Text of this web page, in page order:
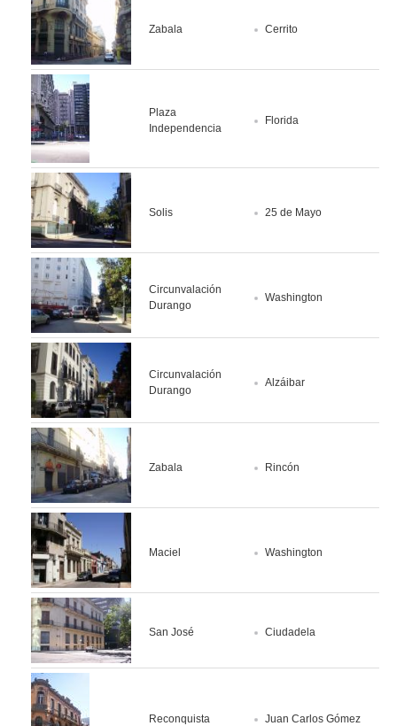
Zabala Cerrito
Plaza
Independencia
Florida
Solis 25 de Mayo
Circunvalación
Durango
Washington
Circunvalación
Durango
Alzáibar
Zabala Rincón
Maciel Washington
San José Ciudadela
Reconquista Juan Carlos Gómez